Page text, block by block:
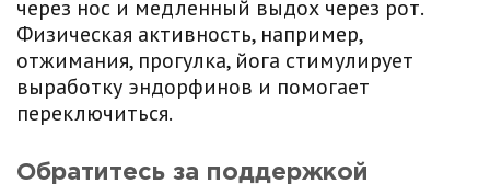
через нос и медленный выдох через рот.
Физическая активность, например,
отжимания, прогулка, йога стимулирует
выработку эндорфинов и помогает
переключиться.
Обратитесь за поддержкой